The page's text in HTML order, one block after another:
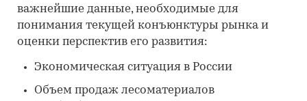
важнейшие данные, необходимые для
понимания текущей конъюнктуры рынка и
оценки перспектив его развития:
Экономическая ситуация в России
Объем продаж лесоматериалов